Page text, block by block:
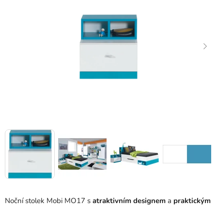
Noční stolek Mobi MO17 s atraktivním designem a praktickým